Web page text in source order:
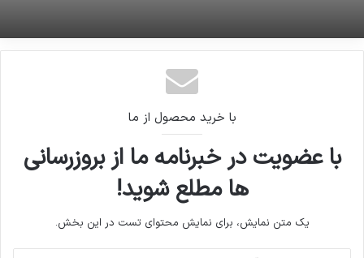
پرویز پرستویی با گریمی متفاوت به جمع بازیگران
«لس آنجلس- تهران» پیوست.
با خرید محصول از ما
با عضویت در خبرنامه ما از بروزرسانی
ها مطلع شوید!
یک متن نمایش، برای نمایش محتوای تست در این بخش.